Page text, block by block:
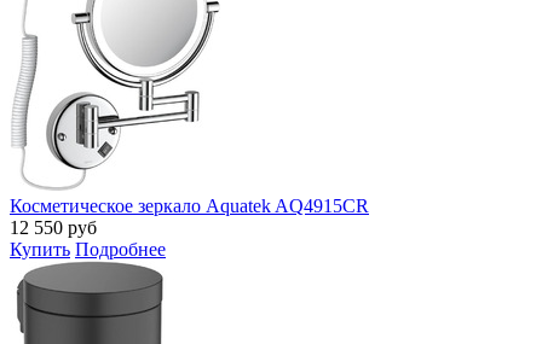
Косметическое зеркало Aquatek AQ4915CR
12 550 руб
Купить Подробнее